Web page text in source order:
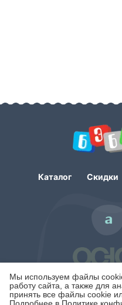
Мы используем файлы
работу сайта, а также для
принять все файлы cookie
Каталог Скидки